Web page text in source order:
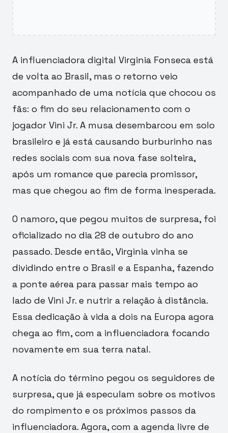
A influenciadora digital Virginia Fonseca está
de volta ao Brasil, mas o retorno veio
acompanhado de uma notícia que chocou os
fãs: o fim do seu relacionamento com o
jogador Vini Jr. A musa desembarcou em solo
brasileiro e já está causando burburinho nas
redes sociais com sua nova fase solteira,
após um romance que parecia promissor,
mas que chegou ao fim de forma inesperada.
O namoro, que pegou muitos de surpresa, foi
oficializado no dia 28 de outubro do ano
passado. Desde então, Virginia vinha se
dividindo entre o Brasil e a Espanha, fazendo
a ponte aérea para passar mais tempo ao
lado de Vini Jr. e nutrir a relação à distância.
Essa dedicação à vida a dois na Europa agora
chega ao fim, com a influenciadora focando
novamente em sua terra natal.
A notícia do término pegou os seguidores de
surpresa, que já especulam sobre os motivos
do rompimento e os próximos passos da
influenciadora. Agora, com a agenda livre de